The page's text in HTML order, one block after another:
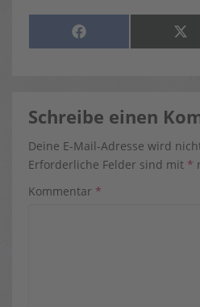
SHARE
F
A
X
(
R
)
Schreibe einen
Deine E-Mail-Adresse wird
Erforderliche Felder sind mit *
Kommentar *